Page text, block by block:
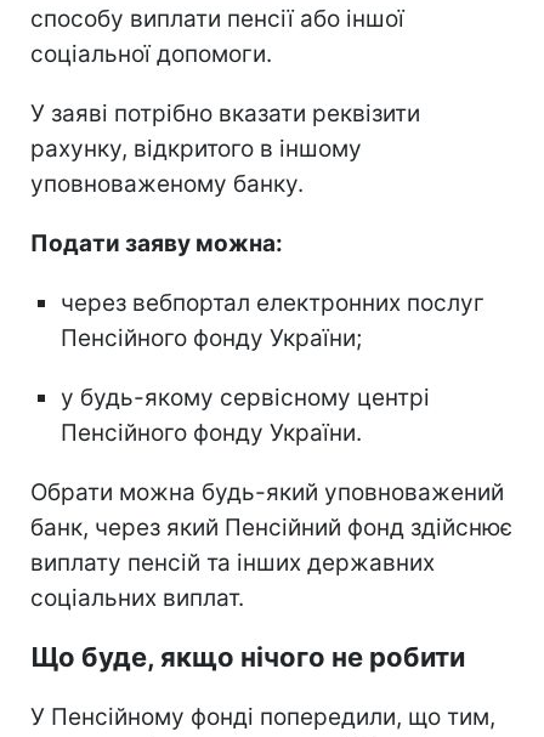
способу виплати пенсії або іншої
соціальної допомоги.
У заяві потрібно вказати реквізити
рахунку, відкритого в іншому
уповноваженому банку.
Подати заяву можна:
через вебпортал електронних послуг
Пенсійного фонду України;
у будь-якому сервісному центрі
Пенсійного фонду України.
Обрати можна будь-який уповноважений
банк, через який Пенсійний фонд здійснює
виплату пенсій та інших державних
соціальних виплат.
Що буде, якщо нічого не робити
У Пенсійному фонді попередили, що тим,